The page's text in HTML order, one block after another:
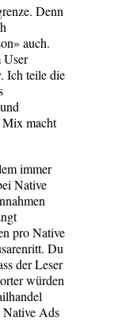
Denn
auch.
User
Ich teile die
Mix macht
immer
Native
pro Native
Du
der Leser
würden
Native Ads